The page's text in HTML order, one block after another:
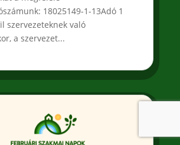
18025149-1-13Adó 1
szervezeteknek való
a szervezet...